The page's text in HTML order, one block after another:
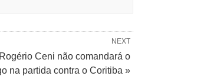
NEXT
Ceni não comandará o
na partida contra o Coritiba »